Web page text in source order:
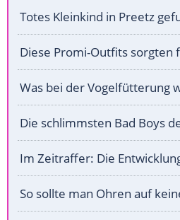
Totes Kleinkind in Preetz
Diese Promi-Outfits sorgten
Was bei der Vogelfütterung
Die schlimmsten Bad Boys
Im Zeitraffer: Die
So sollte man Ohren auf